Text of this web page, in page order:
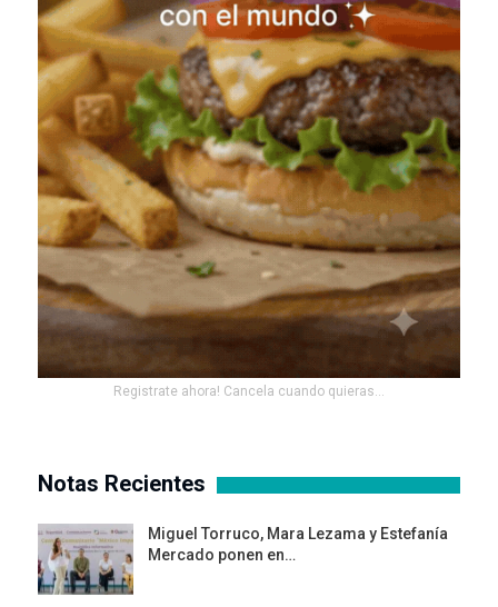
Registrate ahora! Cancela cuando quieras...
Notas Recientes
Miguel Torruco, Mara Lezama y Estefanía
Mercado ponen en…